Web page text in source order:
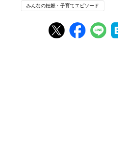
みんなの妊娠・子育てエピソード